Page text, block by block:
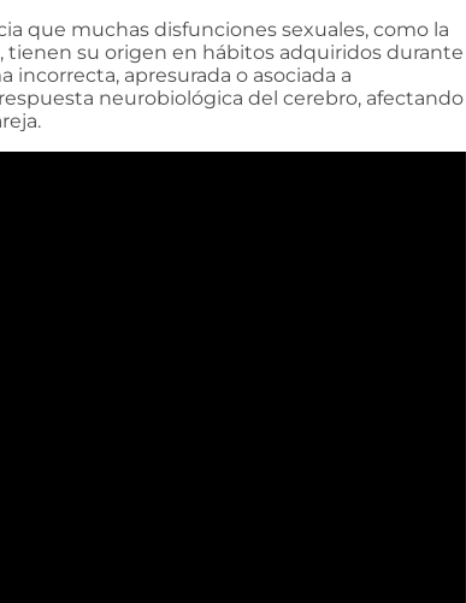
que muchas disfunciones sexuales, como la
tienen su origen en hábitos adquiridos durante
incorrecta, apresurada o asociada a
neurobiológica del cerebro, afectando